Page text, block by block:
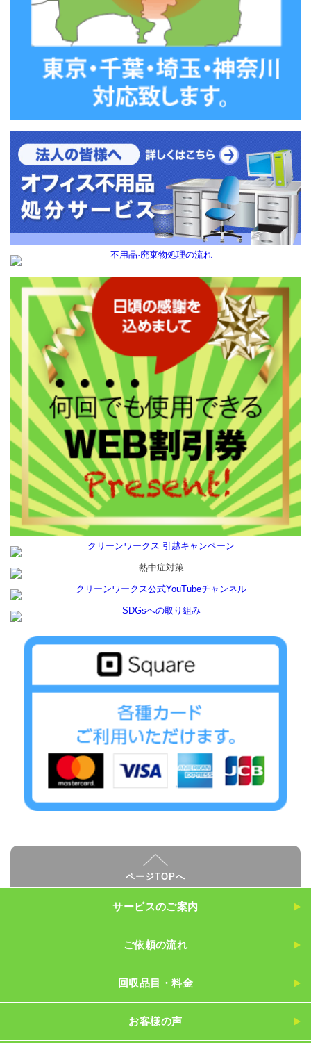
ページTOPへ
サービスのご案内
ご依頼の流れ
回収品目・料金
お客様の声